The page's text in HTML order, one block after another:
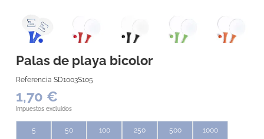
Palas de playa bicolor
Referencia SD1003S105
1,70 €
Impuestos excluidos
5 50 100 250 500 1000